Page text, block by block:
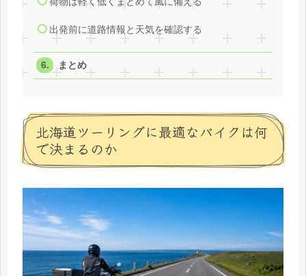
出発前に道路情報と天気を確認する
まとめ
北海道ツーリングに最適なバイクは何
で決まるのか